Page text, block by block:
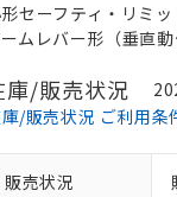
セーフティ・リミ
ムレバー形（垂直動
庫/販売状況
/販売状況 ご利用条
販売状況